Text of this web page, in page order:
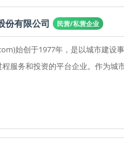
份有限公司 民营/私营企业
始创于1977年，是以城市建设
服务和投资的平台企业。作为城